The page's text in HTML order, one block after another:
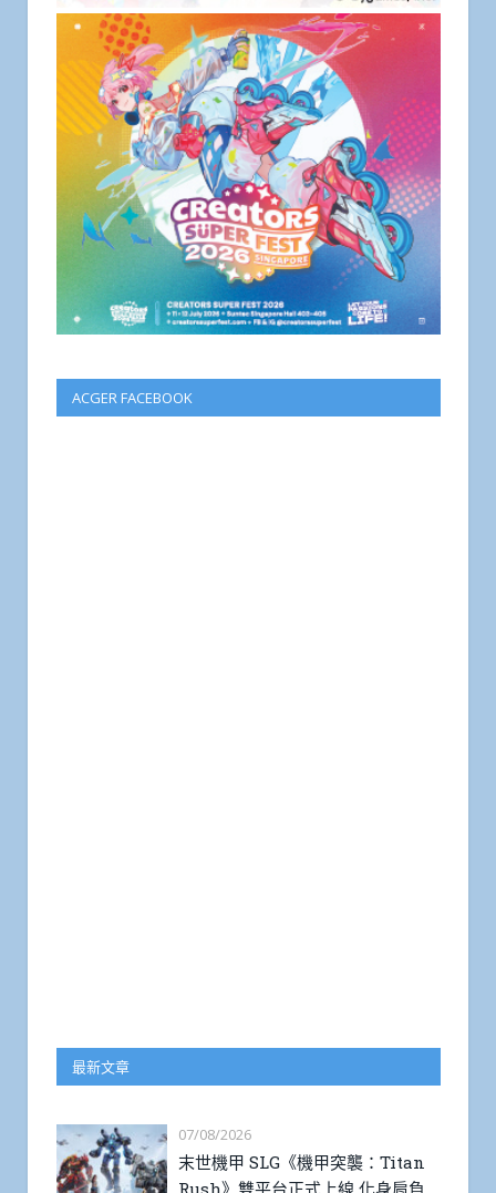
ACGER FACEBOOK
最新文章
07/08/2026
末世機甲 SLG《機甲突襲：Titan
Rush》雙平台正式上線 化身肩負